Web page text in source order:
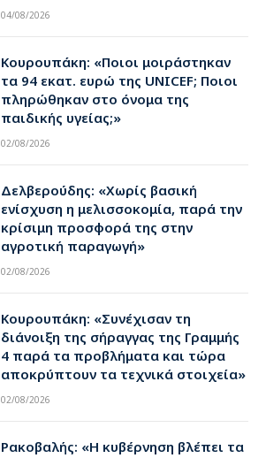
04/08/2026
Κουρουπάκη: «Ποιοι μοιράστηκαν
τα 94 εκατ. ευρώ της UNICEF; Ποιοι
πληρώθηκαν στο όνομα της
παιδικής υγείας;»
02/08/2026
Δελβερούδης: «Χωρίς βασική
ενίσχυση η μελισσοκομία, παρά την
κρίσιμη προσφορά της στην
αγροτική παραγωγή»
02/08/2026
Κουρουπάκη: «Συνέχισαν τη
διάνοιξη της σήραγγας της Γραμμής
4 παρά τα προβλήματα και τώρα
αποκρύπτουν τα τεχνικά στοιχεία»
02/08/2026
Ρακοβαλής: «Η κυβέρνηση βλέπει τα